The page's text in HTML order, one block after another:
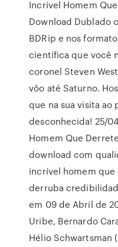
Incrível Homem
Download Dublado
BDRip e nos
científica que você
coronel Steven
vôo até Saturno.
que na sua visita
desconhecida! 25/
Homem Que
download com
incrível homem
derruba
em 09 de Abril de
Uribe, Bernardo
Hélio Schwartsman